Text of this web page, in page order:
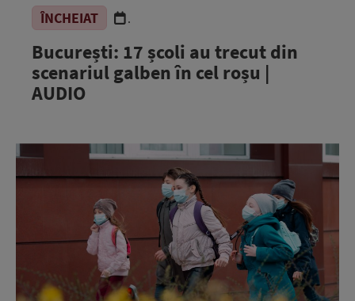
ÎNCHEIAT .
București: 17 școli au trecut din
scenariul galben în cel roșu |
AUDIO